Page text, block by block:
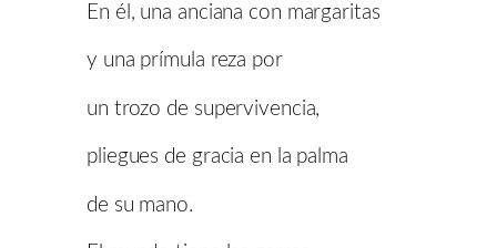
En él, una anciana con margaritas
y una prímula reza por
un trozo de supervivencia,
pliegues de gracia en la palma
de su mano.